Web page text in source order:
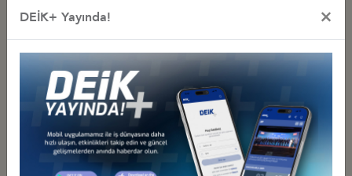
Türkiye - Japonya
İş Konseyi
DEİK+ Yayında! ×